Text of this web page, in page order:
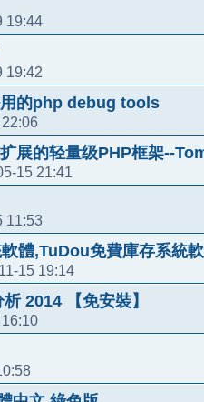
19:44
19:42
的php debug tools
展的轻量级PHP框架--
15 21:41
11:53
體,TuDou免費庫存系統
15 19:14
2014 【免安裝】